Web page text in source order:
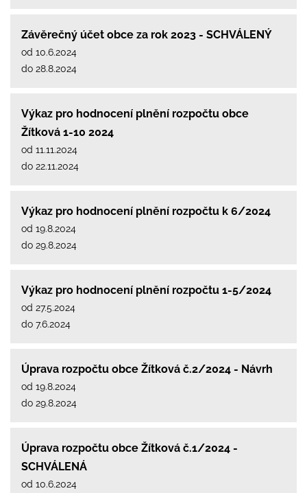
Závěrečný účet obce za rok 2023 - SCHVÁLENÝ
od 10.6.2024
do 28.8.2024
Výkaz pro hodnocení plnění rozpočtu obce
Žítková 1-10 2024
od 11.11.2024
do 22.11.2024
Výkaz pro hodnocení plnění rozpočtu k 6/2024
od 19.8.2024
do 29.8.2024
Výkaz pro hodnocení plnění rozpočtu 1-5/2024
od 27.5.2024
do 7.6.2024
Úprava rozpočtu obce Žítková č.2/2024 - Návrh
od 19.8.2024
do 29.8.2024
Úprava rozpočtu obce Žítková č.1/2024 -
SCHVÁLENÁ
od 10.6.2024